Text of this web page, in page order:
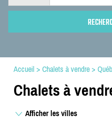
Accueil > Chalets à vendre>
Chalets à
Afficher les villes